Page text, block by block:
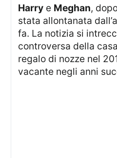
Harry e Meghan,
stata allontanata
fa. La notizia si
controversa della
regalo di nozze nel
vacante negli anni